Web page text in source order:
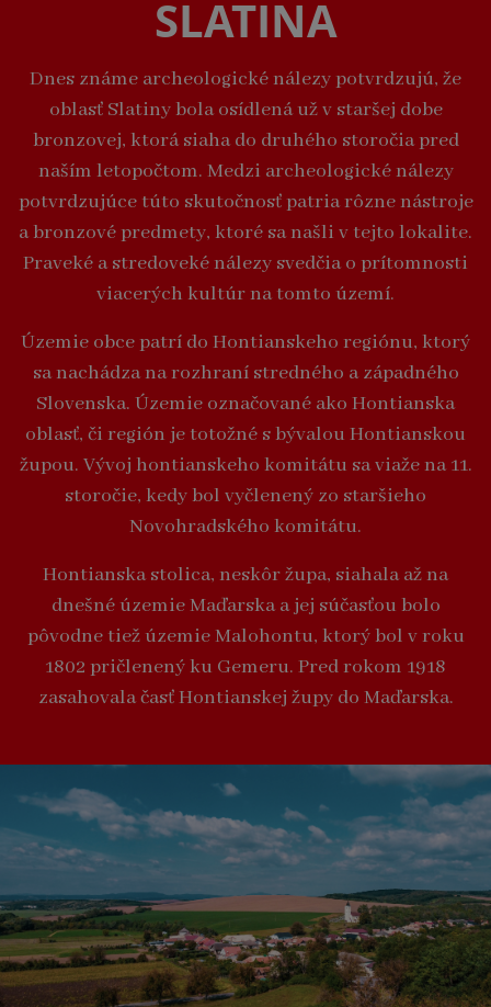
SLATINA
Dnes známe archeologické nálezy potvrdzujú, že
oblasť Slatiny bola osídlená už v staršej dobe
bronzovej, ktorá siaha do druhého storočia pred
naším letopočtom. Medzi archeologické nálezy
potvrdzujúce túto skutočnosť patria rôzne nástroje
a bronzové predmety, ktoré sa našli v tejto lokalite.
Praveké a stredoveké nálezy svedčia o prítomnosti
viacerých kultúr na tomto území.
Územie obce patrí do Hontianskeho regiónu, ktorý
sa nachádza na rozhraní stredného a západného
Slovenska. Územie označované ako Hontianska
oblasť, či región je totožné s bývalou Hontianskou
župou. Vývoj hontianskeho komitátu sa viaže na 11.
storočie, kedy bol vyčlenený zo staršieho
Novohradského komitátu.
Hontianska stolica, neskôr župa, siahala až na
dnešné územie Maďarska a jej súčasťou bolo
pôvodne tiež územie Malohontu, ktorý bol v roku
1802 pričlenený ku Gemeru. Pred rokom 1918
zasahovala časť Hontianskej župy do Maďarska.